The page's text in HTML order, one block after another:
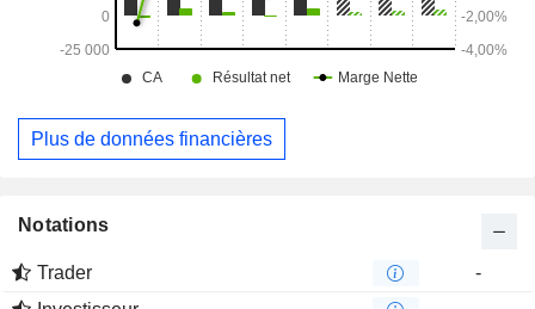
Plus de données financières
Notations
Trader
-